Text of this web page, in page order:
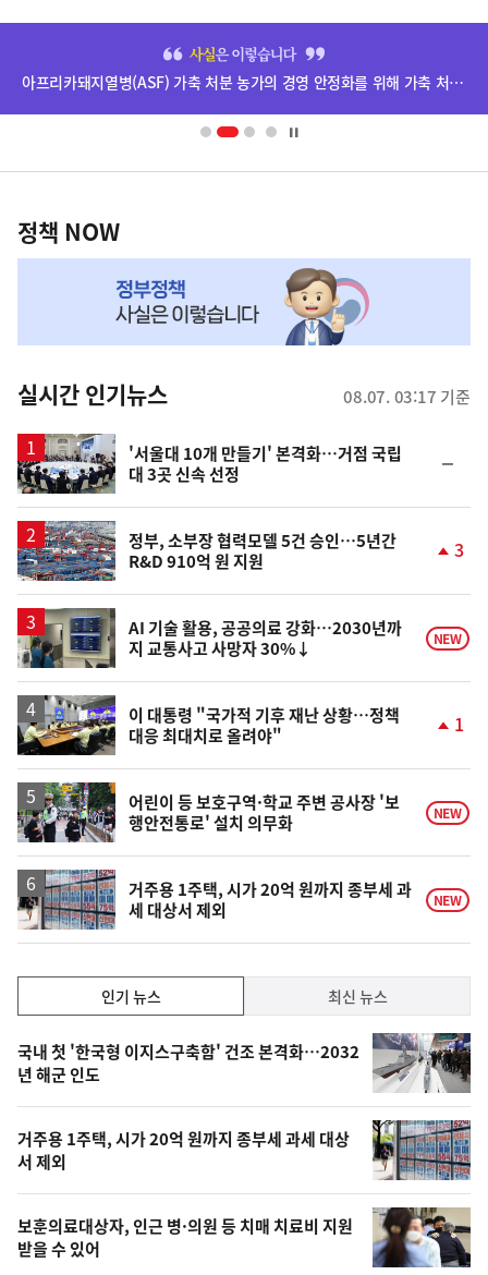
단
배
영
아프리카돼지열병(ASF) 가축 처분 농가의 경영 안정화를 위해 가축 처분 보상금을 신속하게 지급하겠습니다.
책
NOW,
뉴
스
정책 NOW
실시간 인기뉴스 08.07. 03:17 기준
'서울대 10개 만들기' 본격화…거점 국립
대 3곳 신속 선정
일
정부, 소부장 협력모델 5건 승인…5년간
R&D 910억 원 지원
승
3
AI 기술 활용, 공공의료 강화…2030년까
지 교통사고 사망자 30%↓
NEW
이 대통령 "국가적 기후 재난 상황…정책
대응 최대치로 올려야"
승
1
어린이 등 보호구역·학교 주변 공사장 '보
행안전통로' 설치 의무화
NEW
거주용 1주택, 시가 20억 원까지 종부세 과
세 대상서 제외
NEW
기,
최
신,
오
늘
의
영
상
인기 뉴스 최신 뉴스
기
뉴
스
국내 첫 '한국형 이지스구축함' 건조 본격화…2032
년 해군 인도
거주용 1주택, 시가 20억 원까지 종부세 과세 대상
서 제외
보훈의료대상자, 인근 병·의원 등 치매 치료비 지원
받을 수 있어